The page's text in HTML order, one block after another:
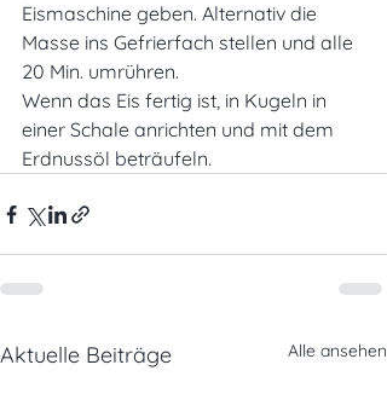
Eismaschine geben. Alternativ die
Masse ins Gefrierfach stellen und alle
20 Min. umrühren.
Wenn das Eis fertig ist, in Kugeln in
einer Schale anrichten und mit dem
Erdnussöl beträufeln.
Aktuelle Beiträge Alle ansehen